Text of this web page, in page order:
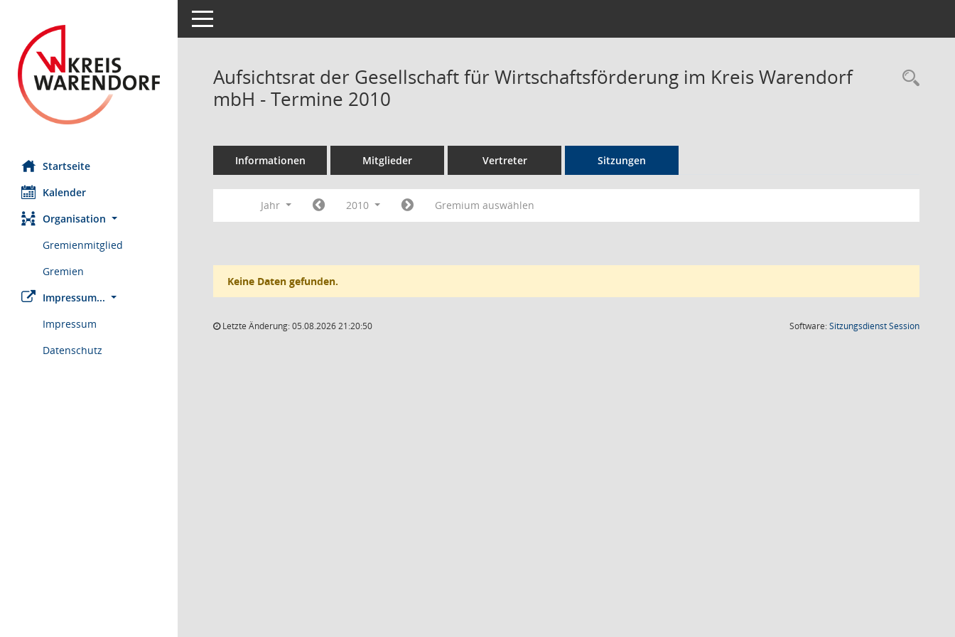
Startseite
Kalender
Organisation
Gremienmitglied
Gremien
Impressum...
Impressum
Datenschutz
Toggle navigation
Aufsichtsrat der Gesellschaft für Wirtschaftsförderung im Kreis Warendorf
mbH - Termine 2010
Informationen Mitglieder Vertreter Sitzungen
Jahr 2010 Gremium auswählen
Keine Daten gefunden.
Letzte Änderung: 05.08.2026 21:20:50 Software:SitzungsdienstSession(Wird in